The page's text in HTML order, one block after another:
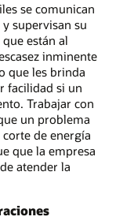
se comunican
supervisan su
están al
inminente
que les brinda
facilidad si un
Trabajar con
un problema
de energía
que la empresa
atender la